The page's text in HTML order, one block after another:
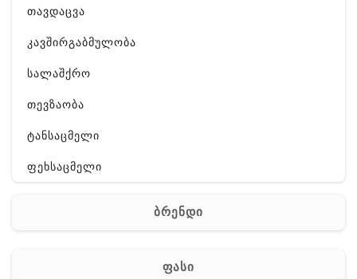
თავდაცვა
კავშირგაბმულობა
სალაშქრო
თევზაობა
ტანსაცმელი
ფეხსაცმელი
აქსესუარები
ბრენდი
ფასი